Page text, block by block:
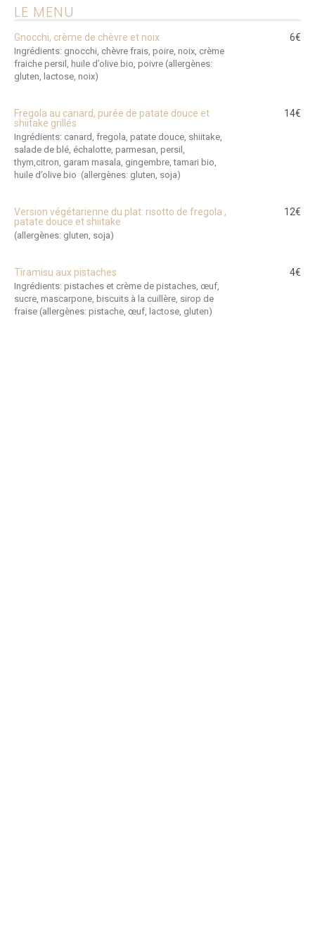
LE MENU
Gnocchi, crème de chèvre et noix
Ingrédients: gnocchi, chèvre frais, poire, noix, crème
fraiche persil, huile d’olive bio, poivre (allergènes:
gluten, lactose, noix)
6€
Fregola au canard, purée de patate douce et
shiitake grillés
Ingrédients: canard, fregola, patate douce, shiitake,
salade de blé, échalotte, parmesan, persil,
thym,citron, garam masala, gingembre, tamari bio,
huile d’olive bio (allergènes: gluten, soja)
14€
Version végétarienne du plat: risotto de fregola ,
patate douce et shiitake
(allergènes: gluten, soja)
12€
Tiramisu aux pistaches
Ingrédients: pistaches et crème de pistaches, œuf,
sucre, mascarpone, biscuits à la cuillère, sirop de
fraise (allergènes: pistache, œuf, lactose, gluten)
4€